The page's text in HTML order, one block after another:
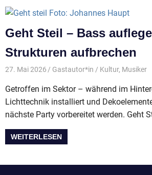
Geht Steil – Bass
Strukturen aufbrechen
27. Mai 2026 Gastautor*in Kultur, Musiker
Getroffen im Sektor – während im
Lichttechnik installiert und
nächste Party vorbereitet werden. Geht
WEITERLESEN